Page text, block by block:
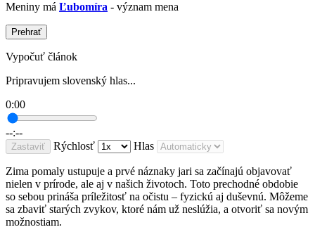
Meniny má Ľubomíra - význam mena
Prehrať
Vypočuť článok
Pripravujem slovenský hlas...
0:00
--:--
Zastaviť Rýchlosť Hlas
Zima pomaly ustupuje a prvé náznaky jari sa začínajú objavovať
nielen v prírode, ale aj v našich životoch. Toto prechodné obdobie
so sebou prináša príležitosť na očistu – fyzickú aj duševnú. Môžeme
sa zbaviť starých zvykov, ktoré nám už neslúžia, a otvoriť sa novým
možnostiam.